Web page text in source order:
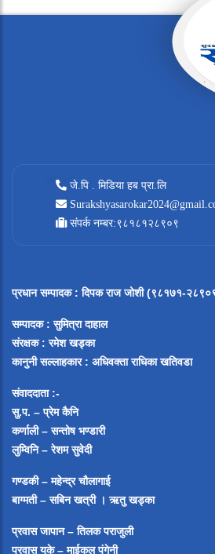
जे.पि . मिडिया हब प्रा.लि
संपर्क नम्बर:९८१८१२८९०९
प्रधान सम्पादक: दिपक राज जोशी (९८१७१-
सम्पादक : सुमित्रा दाहाल
संरक्षक : रमेश खड्का
कानुनी सल्लाहकार : अधिवक्ता राधिका खतिवडा
संवाददाता :-
सु.प. – प्रेम कैनि
कर्णाली – सन्तोष भण्डारी
लुम्विनि – रेशम सुवेदी
गण्डकी – महेन्द्र चौलागाई
बाग्मती – सबिन खत्री ।ऋतु खड्का
प्रवास जापान – तिलक पराजुली
प्रवास युके – माईकल पंगेनी